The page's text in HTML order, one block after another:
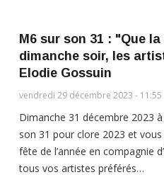
M6 sur son 31 : "Que
dimanche soir, les
Elodie Gossuin
vendredi 29 décembre 2023 - 11:55
Dimanche 31 décembre 2023
son 31 pour clore 2023 et
fête de l’année en compagnie
tous vos artistes préférés…